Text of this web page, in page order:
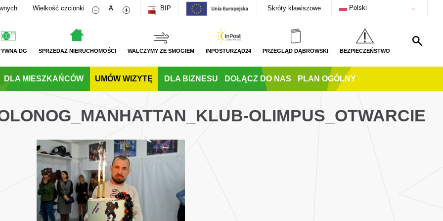
Wielkość czcionki Zmniejsz rozmiar czcionki
A Zwiększ rozmiar czcionki
BIP Skróty klawiszowe Polski
DG SPRZEDAŻ NIERUCHOMOŚCI WALCZYMY ZE SMOGIEM INPOSTURZĄD24 PRZEGLĄD DĄBROWSKI BEZPIECZEŃSTWO
DLA MIESZKAŃCÓW UMÓW WIZYTĘ DLA BIZNESU DOŁĄCZ DO NAS PLAN OGÓLNY
OLIMPUS_OTWARCIE